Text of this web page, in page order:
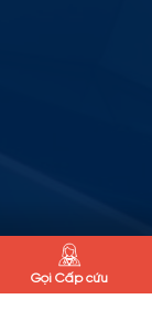
Gọi Cấp cứu